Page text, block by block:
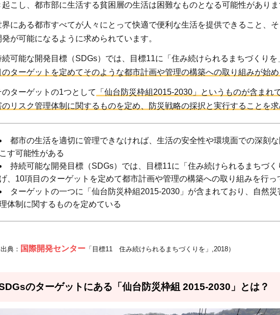
2.1
兵庫
行動
から
得ら
れた
教訓
課題
2.2
仙台
防災
枠組
待さ
と目
起こし、都市部に生活する貧困層の生活は困難なものとなる可能性がありま
界にある都市すべてが人々にとって快適で便利な生活を提供できること、
発が可能になるように求められています。
続可能な開発目標（SDGs）では、目標11に「住み続けられるまちづくりを
のターゲットを定めてそのような都市計画や管理の構築への取り組みが始め
のターゲットの1つとして
「仙台防災枠組2015-2030」というものが含まれ
のリスク管理体制に関するものを定め、防災戦略の採択と実行することを求
都市の生活を適切に管理できなければ、生活の安全性や環境面での深刻
こす可能性がある
持続可能な開発目標（SDGs）では、目標11に「住み続けられるまちづく
げ、10項目のターゲットを定めて都市計画や管理の構築への取り組みを行っ
ターゲットの一つに「仙台防災枠組2015-2030」が含まれており、自然災
体制に関するものを定めている
出典： 国際開発センター 「目標11 住み続けられるまちづくりを」,2018）
のターゲットにある「仙台防災枠組 2015-2030」とは？